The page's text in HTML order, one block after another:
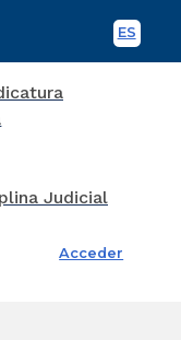
ES
Acceder